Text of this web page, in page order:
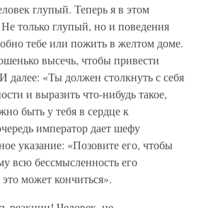
глупый. Теперь я в этом
только глупый, но и поведения
тебе или пожить в желтом доме.
высечь, чтобы привести
далее: «Ты должен столкнуть с себя
и выразить что-нибудь такое,
быть у тебя в сердце к
император дает шефу
указание: «Позовите его, чтобы
всю бессмысленность его
может кончиться».